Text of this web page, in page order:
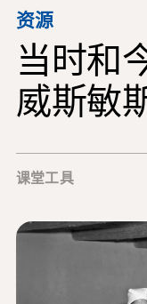
教师资源
课堂工具
培训班
研究所
教学研究技能
为 NHD 学生
资源
当时和
威斯敏
课堂工具